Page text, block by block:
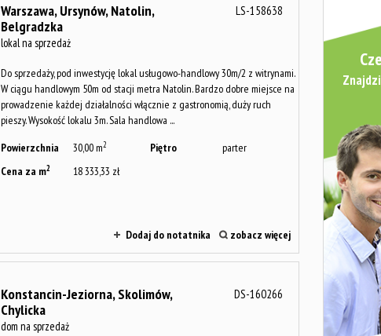
Warszawa,Ursynów,Natolin,
Belgradzka
lokal na sprzedaż
LS-158638
Do sprzedaży, pod inwestycję lokal usługowo-handlowy 30m/2 z witrynami.
W ciągu handlowym 50m od stacji metra Natolin. Bardzo dobre miejsce na
prowadzenie każdej działalności włącznie z gastronomią, duży ruch
pieszy. Wysokość lokalu 3m. Sala handlowa ...
Powierzchnia
30,00 m2 Piętro
parter
Cena za m2 18 333,33 zł
Dodaj do notatnika zobacz więcej
Konstancin-Jeziorna,Skolimów,
Chylicka
dom na sprzedaż
DS-160266